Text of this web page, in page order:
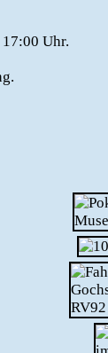
Uhr.